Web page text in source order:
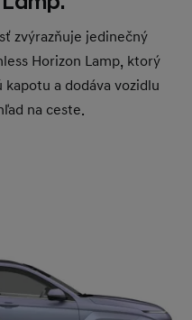
zvýrazňuje jedinečný
Horizon Lamp, ktorý
a dodáva vozidlu
na ceste.